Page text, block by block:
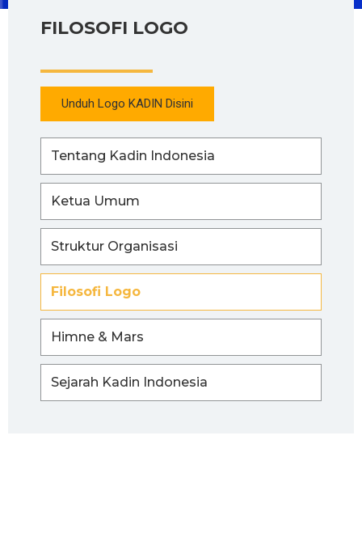
FILOSOFI LOGO
Unduh Logo KADIN Disini
Tentang Kadin Indonesia
Ketua Umum
Struktur Organisasi
Filosofi Logo
Himne & Mars
Sejarah Kadin Indonesia